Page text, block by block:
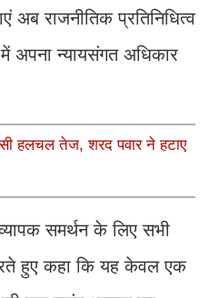
अब राजनीतिक प्रतिनिधित्व
अपना न्यायसंगत अधिकार
हलचल तेज, शरद पवार ने हटाए
समर्थन के लिए सभी
हुए कहा कि यह केवल एक